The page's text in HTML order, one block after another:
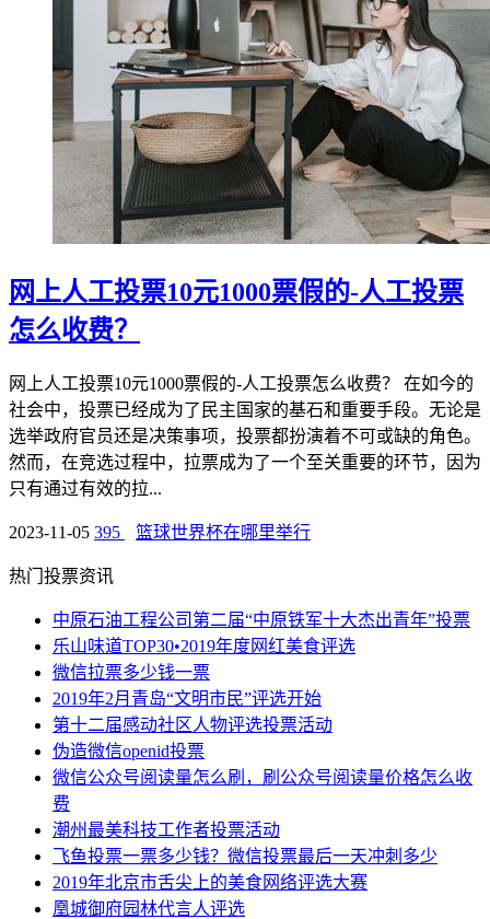
网上人工投票10元1000票假的-人工投票
怎么收费？
网上人工投票10元1000票假的-人工投票怎么收费？ 在如今的
社会中，投票已经成为了民主国家的基石和重要手段。无论是
选举政府官员还是决策事项，投票都扮演着不可或缺的角色。
然而，在竞选过程中，拉票成为了一个至关重要的环节，因为
只有通过有效的拉...
2023-11-05 395 篮球世界杯在哪里举行
热门投票资讯
中原石油工程公司第二届“中原铁军十大杰出青年”投票
乐山味道TOP30•2019年度网红美食评选
微信拉票多少钱一票
2019年2月青岛“文明市民”评选开始
第十二届感动社区人物评选投票活动
伪造微信openid投票
微信公众号阅读量怎么刷，刷公众号阅读量价格怎么收
费
潮州最美科技工作者投票活动
飞鱼投票一票多少钱？微信投票最后一天冲刺多少
2019年北京市舌尖上的美食网络评选大赛
凰城御府园林代言人评选